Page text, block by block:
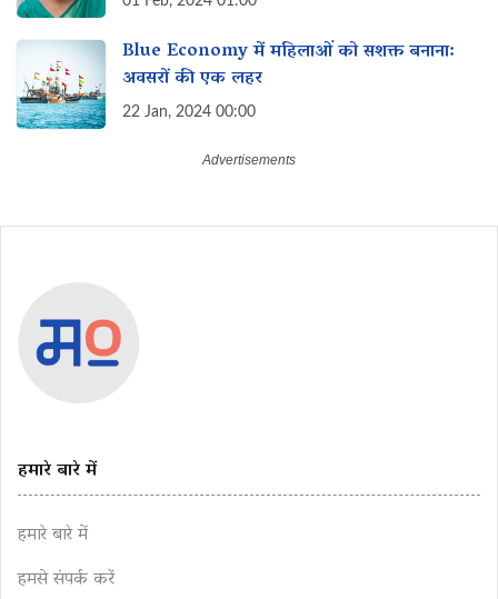
Blue Economy में महिलाओं को सशक्त बनाना:
अवसरों की एक लहर
22 Jan, 2024 00:00
हमारे बारे में
हमारे बारे में
हमसे संपर्क करें